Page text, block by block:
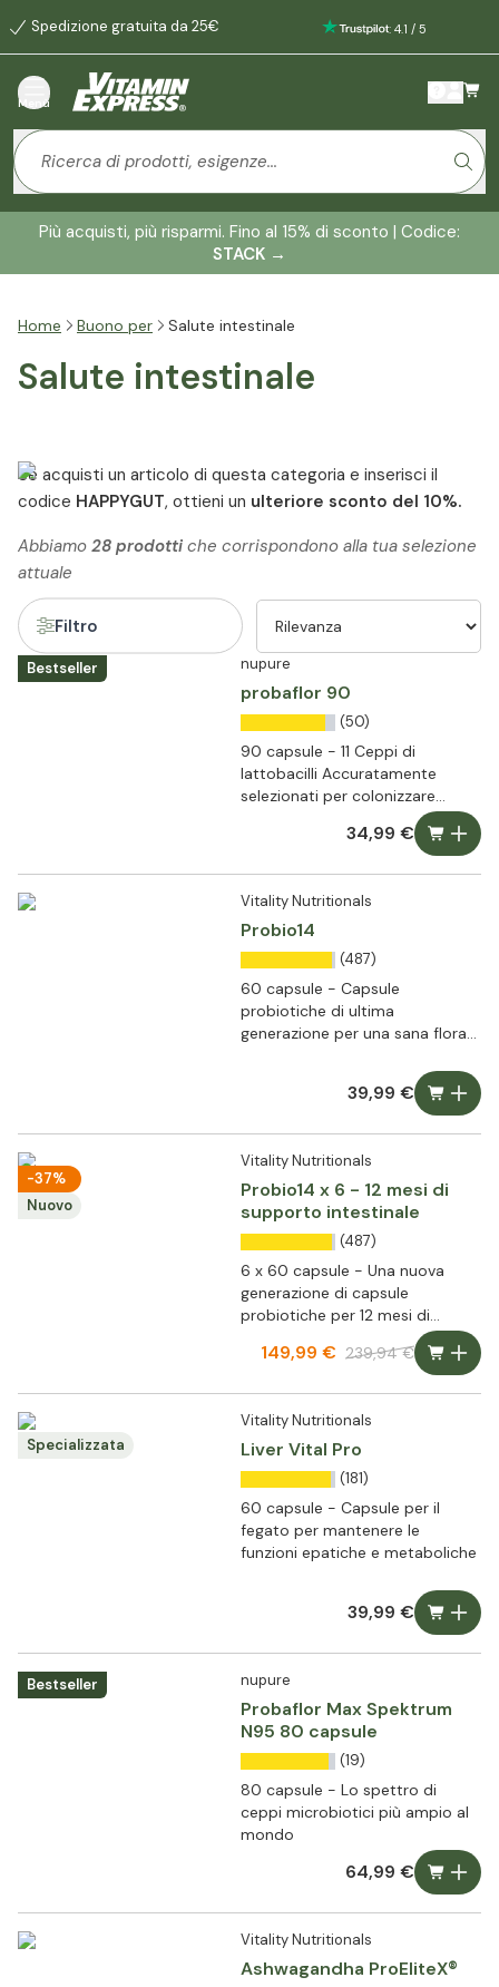
Spedizione gratuita da 25€ : 4.1 / 5
Menù
Più acquisti, più risparmi. Fino al 15% di sconto | Codice:
STACK →
Home Buono per Salute intestinale
Salute intestinale
Se acquisti un articolo di questa categoria e inserisci il
codice HAPPYGUT, ottieni un ulteriore sconto del 10%.
Abbiamo 28 prodotti che corrispondono alla tua selezione
attuale
Filtro
Bestseller nupure
probaflor 90
(50)
90 capsule - 11 Ceppi di
lattobacilli Accuratamente
selezionati per colonizzare
34,99 €
Vitality Nutritionals
Probio14
(487)
60 capsule - Capsule
probiotiche di ultima
generazione per una sana flora
39,99 €
-37%
Nuovo
Vitality Nutritionals
Probio14 x 6 - 12 mesi di
supporto intestinale
(487)
6 x 60 capsule - Una nuova
generazione di capsule
probiotiche per 12 mesi di
supporto della flora intestinale
149,99 € 239,94 €
Specializzata
Vitality Nutritionals
Liver Vital Pro
(181)
60 capsule - Capsule per il
fegato per mantenere le
funzioni epatiche e metaboliche
39,99 €
Bestseller nupure
Probaflor Max Spektrum
N95 80 capsule
(19)
80 capsule - Lo spettro di
ceppi microbiotici più ampio al
mondo
64,99 €
Vitality Nutritionals
Ashwagandha ProEliteX®